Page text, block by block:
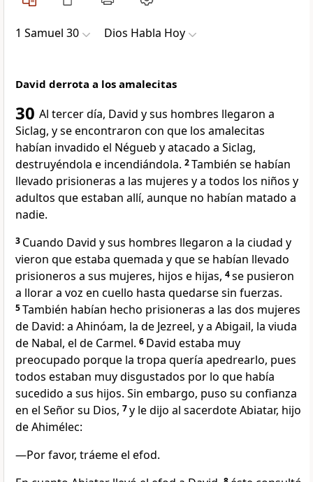
1 Samuel 30 Dios Habla Hoy
David derrota a los amalecitas
30 Al tercer día, David y sus hombres llegaron a
Siclag, y se encontraron con que los amalecitas
habían invadido el Négueb y atacado a Siclag,
destruyéndola e incendiándola. 2También se habían
llevado prisioneras a las mujeres y a todos los niños y
adultos que estaban allí, aunque no habían matado a
nadie.
3 Cuando David y sus hombres llegaron a la ciudad y
vieron que estaba quemada y que se habían llevado
prisioneros a sus mujeres, hijos e hijas, 4se pusieron
a llorar a voz en cuello hasta quedarse sin fuerzas.
5También habían hecho prisioneras a las dos mujeres
de David: a Ahinóam, la de Jezreel, y a Abigail, la viuda
de Nabal, el de Carmel. 6 David estaba muy
preocupado porque la tropa quería apedrearlo, pues
todos estaban muy disgustados por lo que había
sucedido a sus hijos. Sin embargo, puso su confianza
en el Señor su Dios, 7y le dijo al sacerdote Abiatar, hijo
de Ahimélec:
—Por favor, tráeme el efod.